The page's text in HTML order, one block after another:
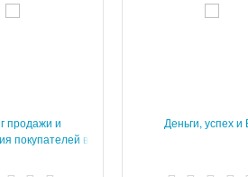
продажи и
покупателей в
Деньги, успех и